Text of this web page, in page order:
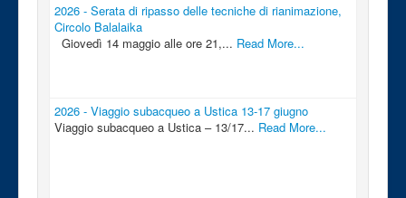
2026 - Serata di ripasso delle tecniche di rianimazione,
Circolo Balalaika
Giovedì 14 maggio alle ore 21,... Read More...
2026 - Viaggio subacqueo a Ustica 13-17 giugno
Viaggio subacqueo a Ustica – 13/17... Read More...